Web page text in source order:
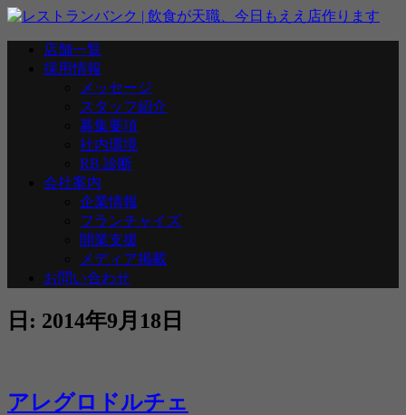
店舗一覧
採用情報
メッセージ
スタッフ紹介
募集要項
社内環境
RB 診断
会社案内
企業情報
フランチャイズ
開業支援
メディア掲載
お問い合わせ
日: 2014年9月18日
アレグロドルチェ